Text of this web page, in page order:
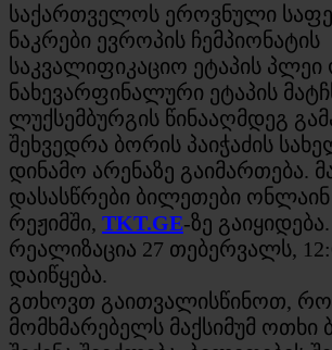
საქართველოს ეროვნული
ნაკრები ევროპის ჩემპიონატის
საკვალიფიკაციო ეტაპის
ნახევარფინალური ეტაპის
ლუქსემბურგის წინააღმდეგ
შეხვედრა ბორის პაიჭაძის
დინამო არენაზე გაიმართება.
დასასწრები ბილეთები ონლაინ
რეჟიმში, TKT.GE-ზე
რეალიზაცია 27 თებერვალს,
დაიწყება.
გთხოვთ გაითვალისწინოთ,
მომხმარებელს მაქსიმუმ ოთხი